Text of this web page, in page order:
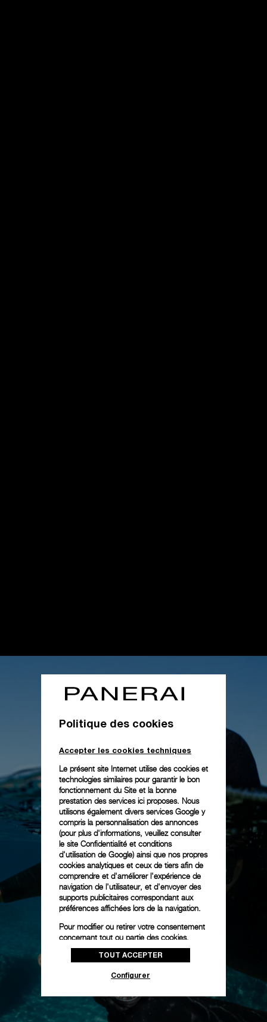
Politique des cookies
Accepter les cookies techniques
Le présent site Internet utilise des cookies et
technologies similaires pour garantir le bon
fonctionnement du Site et la bonne
prestation des services ici proposes. Nous
utilisons également divers services Google y
compris la personnalisation des annonces
(pour plus d'informations, veuillez consulter
le site Confidentialité et conditions
d'utilisation de Google) ainsi que nos propres
cookies analytiques et ceux de tiers afin de
comprendre et d'améliorer l'expérience de
navigation de l'utilisateur, et d'envoyer des
supports publicitaires correspondant aux
préférences affichées lors de la navigation.
Pour modifier ou retirer votre consentement
concernant tout ou partie des cookies,
cliquez sur « Configurer » ou consultez notre
politique des cookiespour obtenir plus
donnez votre consentement pour l’utilisation
des cookies susmentionnés
TOUT ACCEPTER
Configurer